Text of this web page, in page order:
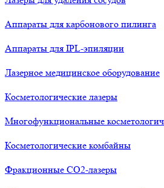
Аппараты для карбонового пилинга
Аппараты для IPL-эпиляции
Лазерное медицинское оборудование
Косметологические лазеры
Многофункциональные
Косметологические комбайны
Фракционные СО2-лазеры